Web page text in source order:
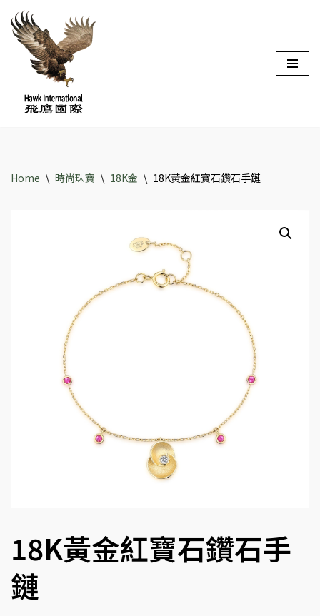
Skip
content
Home \ 時尚珠寶 \ 18K金 \ 18K黃金紅寶石鑽石手鏈
18K黃金紅寶石鑽石手
鏈